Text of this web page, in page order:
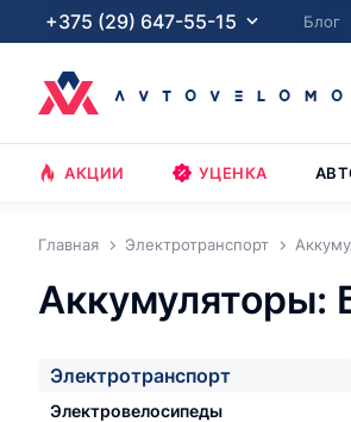
+375 (29) 647-55-15 Блог
АКЦИИ УЦЕНКА
Главная Электротранспорт
Аккумуляторы:
Электротранспорт
Электровелосипеды